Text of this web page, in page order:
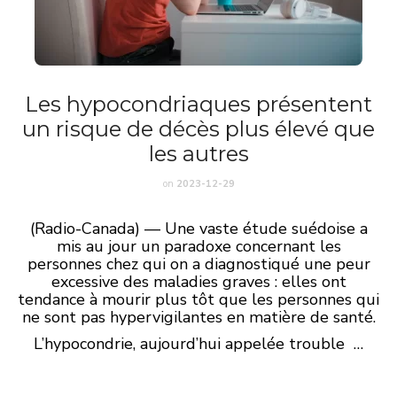
Les hypocondriaques présentent
un risque de décès plus élevé que
les autres
on 2023-12-29
(Radio-Canada) — Une vaste étude suédoise a
mis au jour un paradoxe concernant les
personnes chez qui on a diagnostiqué une peur
excessive des maladies graves : elles ont
tendance à mourir plus tôt que les personnes qui
ne sont pas hypervigilantes en matière de santé.
L’hypocondrie, aujourd’hui appelée trouble …